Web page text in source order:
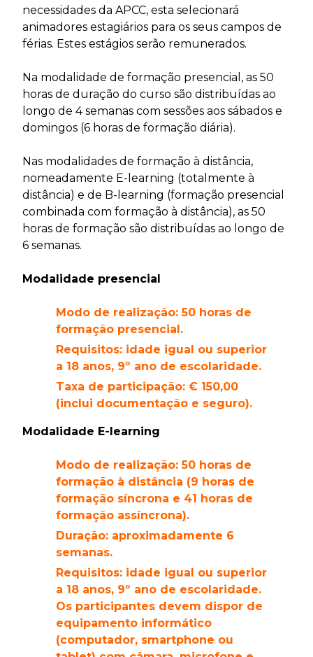
necessidades da APCC, esta selecionará
animadores estagiários para os seus campos de
férias. Estes estágios serão remunerados.
Na modalidade de formação presencial, as 50
horas de duração do curso são distribuídas ao
longo de 4 semanas com sessões aos sábados e
domingos (6 horas de formação diária).
Nas modalidades de formação à distância,
nomeadamente E-learning (totalmente à
distância) e de B-learning (formação presencial
combinada com formação à distância), as 50
horas de formação são distribuídas ao longo de
6 semanas.
Modalidade presencial
Modo de realização: 50 horas de
formação presencial.
Requisitos: idade igual ou superior
a 18 anos, 9º ano de escolaridade.
Taxa de participação: € 150,00
(inclui documentação e seguro).
Modalidade E-learning
Modo de realização: 50 horas de
formação à distância (9 horas de
formação síncrona e 41 horas de
formação assíncrona).
Duração: aproximadamente 6
semanas.
Requisitos: idade igual ou superior
a 18 anos, 9º ano de escolaridade.
Os participantes devem dispor de
equipamento informático
(computador, smartphone ou